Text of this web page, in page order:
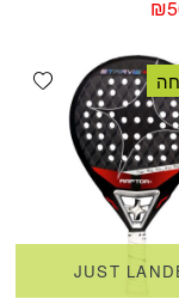
₪המחיר
הוא:
₪560.
JUST